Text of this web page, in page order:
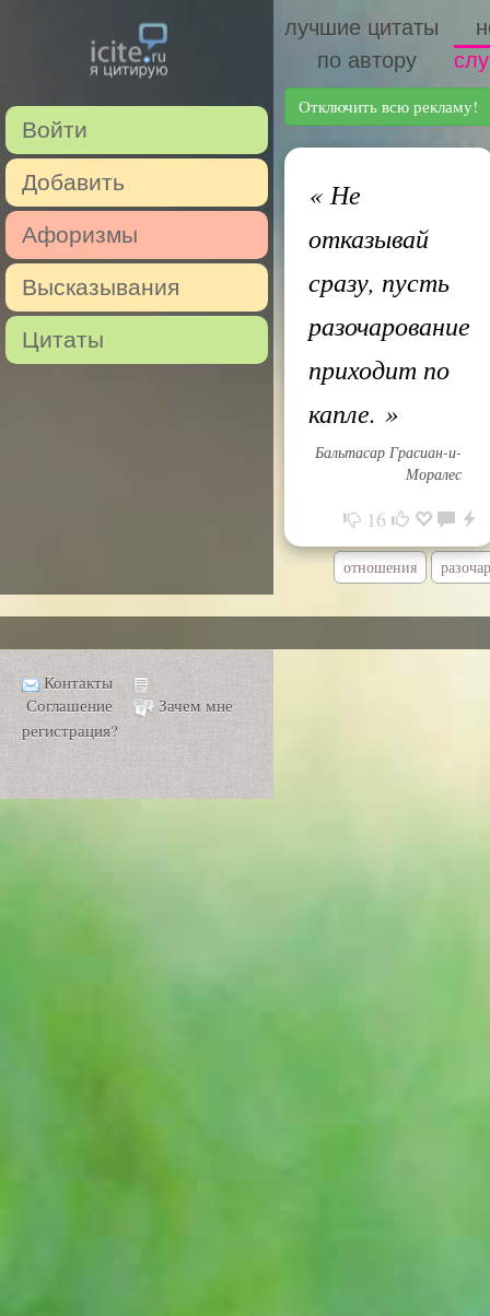
Войти
Добавить
Афоризмы
Высказывания
Цитаты
лучшие цитаты
по автору
Отключить всю рекламу!
«Не
отказывай
сразу, пусть
разочарование
приходит по
капле. »
Бальтасар Грасиан-и-
Моралес
16
отношения
Контакты
Соглашение
Зачем мне
регистрация?